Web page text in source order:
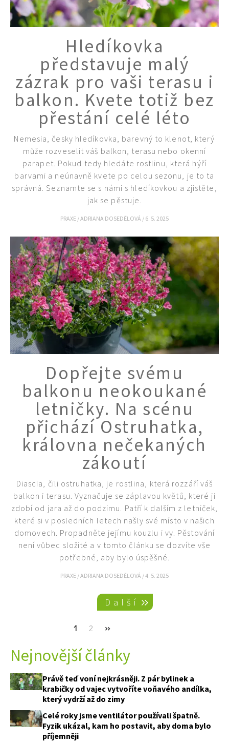
Hledíkovka
představuje malý
zázrak pro vaši terasu i
balkon. Kvete totiž bez
přestání celé léto
Nemesia, česky hledíkovka, barevný to klenot, který
může rozveselit váš balkon, terasu nebo okenní
parapet. Pokud tedy hledáte rostlinu, která hýří
barvami a neúnavně kvete po celou sezonu, je to ta
správná. Seznamte se s námi s hledíkovkou a zjistěte,
jak se pěstuje.
PRAXE /ADRIANA DOSEDĚLOVÁ / 6. 5. 2025
Dopřejte svému
balkonu neokoukané
letničky. Na scénu
přichází Ostruhatka,
královna nečekaných
zákoutí
Diascia, čili ostruhatka, je rostlina, která rozzáří váš
balkon i terasu. Vyznačuje se záplavou květů, které ji
zdobí od jara až do podzimu. Patří k dalším z letniček,
které si v posledních letech našly své místo v našich
domovech. Propadněte jejímu kouzlu i vy. Pěstování
není vůbec složité a v tomto článku se dozvíte vše
potřebné, aby bylo úspěšné.
PRAXE /ADRIANA DOSEDĚLOVÁ /4. 5. 2025
Pagination
Další
Current
1 Page
2
Next
››
Nejnovější články
Právě teď voní nejkrásněji. Z pár bylinek a
krabičky od vajec vytvoříte voňavého andílka,
který vydrží až do zimy
Celé roky jsme ventilátor používali špatně.
Fyzik ukázal, kam ho postavit, aby doma bylo
příjemněji